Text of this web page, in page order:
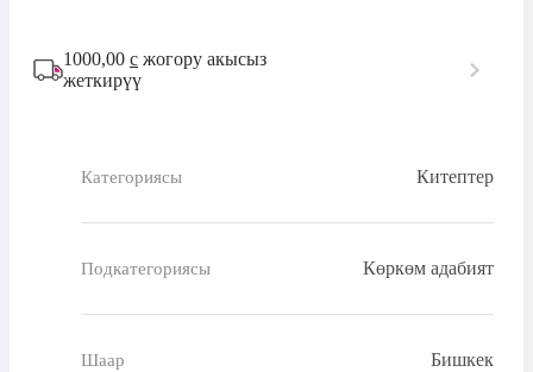
1000,00 с жогору акысыз
жеткирүү
Категориясы Китептер
Подкатегориясы Көркөм адабият
Шаар Бишкек